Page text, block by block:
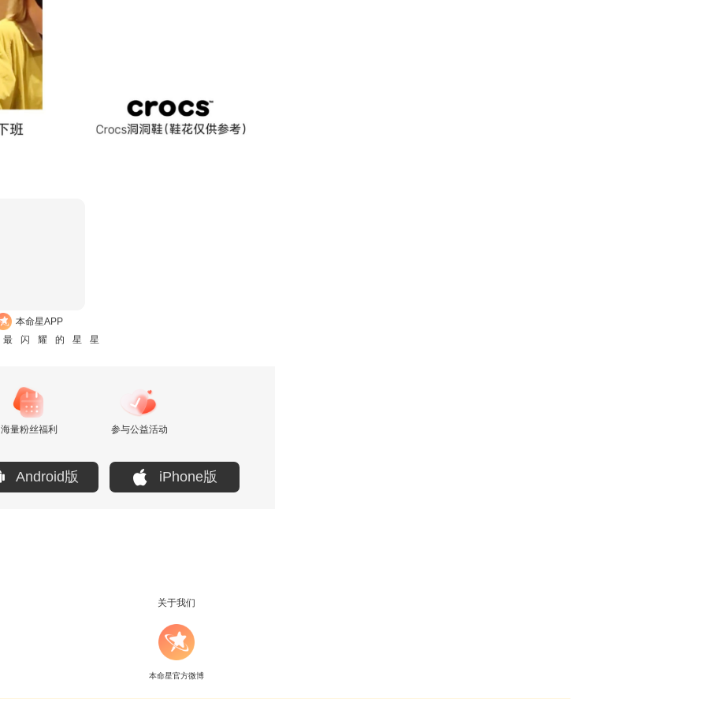
本命星APP
闪耀的星星
海量粉丝福利 参与公益活动
Android版 iPhone版
关于我们
本命星官方微博